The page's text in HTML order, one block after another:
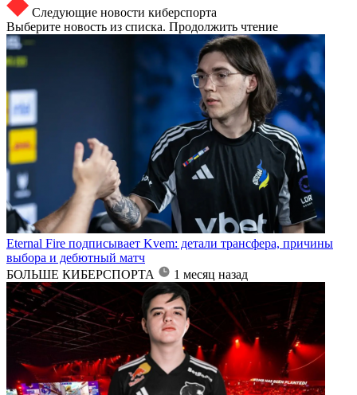
Следующие новости киберспорта
Выберите новость из списка. Продолжить чтение
Eternal Fire подписывает Kvem: детали трансфера, причины
выбора и дебютный матч
БОЛЬШЕ КИБЕРСПОРТА
1 месяц назад